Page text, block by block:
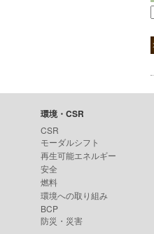
環境・CSR
CSR
モーダルシフト
再生可能エネルギー
安全
燃料
環境への取り組み
BCP
防災・災害